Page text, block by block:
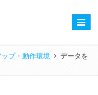
Toggle
プ・動作環境
データを